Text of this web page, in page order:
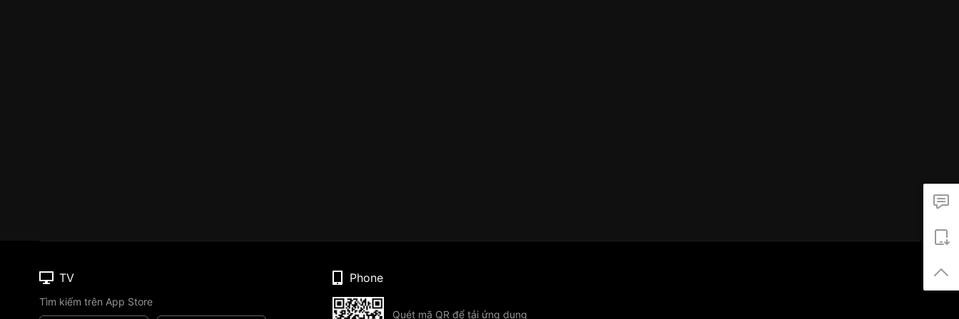
TV
Tìm kiếm trên App Store
Phone
Quét mã QR để tải ứng dụng